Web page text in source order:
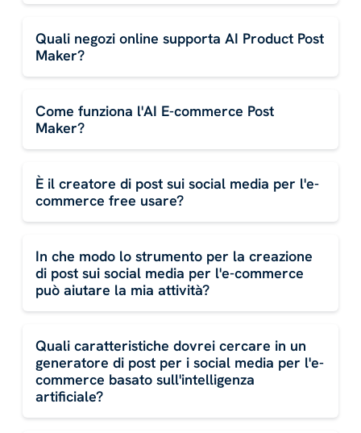
Quali negozi online supporta AI Product Post
Maker?
Come funziona l'AI E-commerce Post
Maker?
È il creatore di post sui social media per l'e-
commerce free usare?
In che modo lo strumento per la creazione
di post sui social media per l'e-commerce
può aiutare la mia attività?
Quali caratteristiche dovrei cercare in un
generatore di post per i social media per l'e-
commerce basato sull'intelligenza
artificiale?